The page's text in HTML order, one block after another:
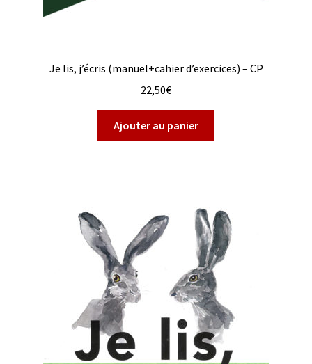
Je lis, j’écris (manuel+cahier d’exercices) – CP
22,50€
Ajouter au panier